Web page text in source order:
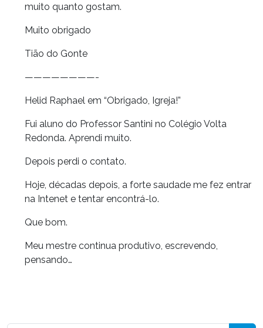
muito quanto gostam.
Muito obrigado
Tião do Gonte
————————-
Helid Raphael em “Obrigado, Igreja!”
Fui aluno do Professor Santini no Colégio Volta
Redonda. Aprendi muito.
Depois perdi o contato.
Hoje, décadas depois, a forte saudade me fez entrar
na Intenet e tentar encontrá-lo.
Que bom.
Meu mestre continua produtivo, escrevendo,
pensando…